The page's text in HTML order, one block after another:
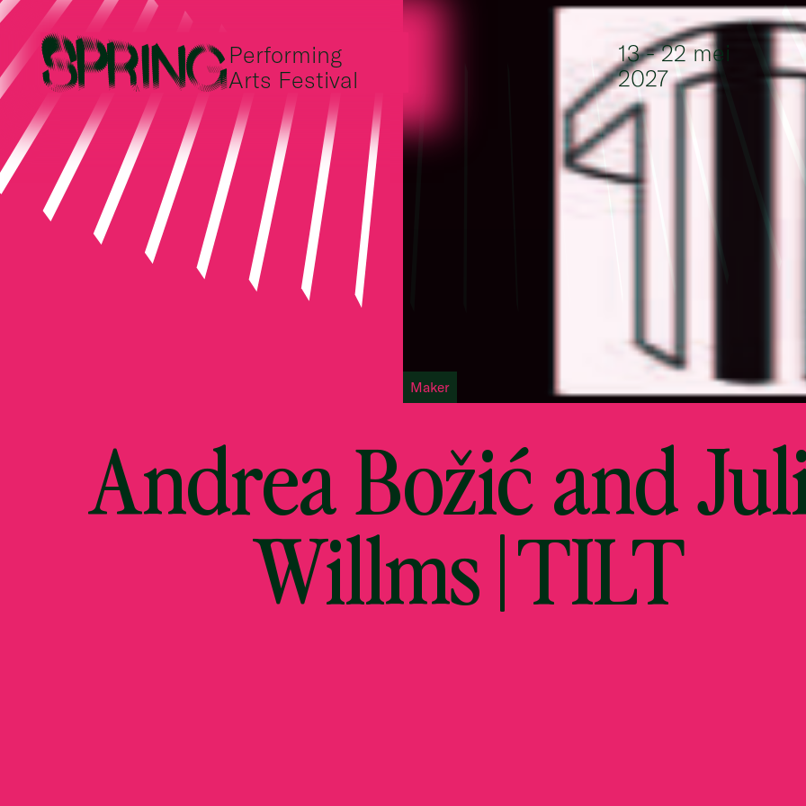
Ga naar de inhoud
Performing
Arts Festival
13 - 22 mei
2027
Maker
Andrea Božić and
Willms | TILT